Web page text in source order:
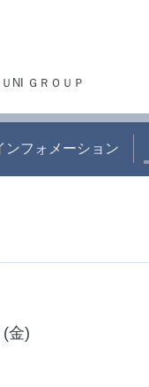
NI ＧＲＯＵＰ
ンフォメーション
金)